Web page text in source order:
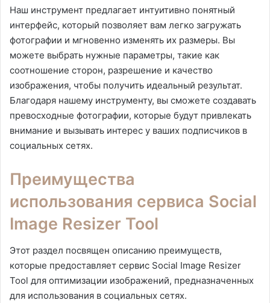
Наш инструмент предлагает интуитивно понятный
интерфейс, который позволяет вам легко загружать
фотографии и мгновенно изменять их размеры. Вы
можете выбрать нужные параметры, такие как
соотношение сторон, разрешение и качество
изображения, чтобы получить идеальный результат.
Благодаря нашему инструменту, вы сможете создавать
превосходные фотографии, которые будут привлекать
внимание и вызывать интерес у ваших подписчиков в
социальных сетях.
Преимущества
использования сервиса Social
Image Resizer Tool
Этот раздел посвящен описанию преимуществ,
которые предоставляет сервис Social Image Resizer
Tool для оптимизации изображений, предназначенных
для использования в социальных сетях.